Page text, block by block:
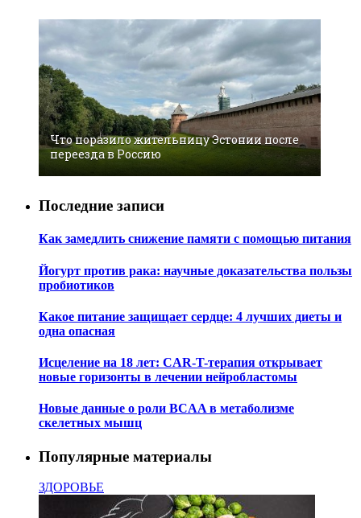
Что поразило жительницу Эстонии после
переезда в Россию
Последние записи
Как замедлить снижение памяти с помощью питания
Йогурт против рака: научные доказательства пользы
пробиотиков
Какое питание защищает сердце: 4 лучших диеты и
одна опасная
Исцеление на 18 лет: CAR-T-терапия открывает
новые горизонты в лечении нейробластомы
Новые данные о роли BCAA в метаболизме
скелетных мышц
Популярные материалы
ЗДОРОВЬЕ